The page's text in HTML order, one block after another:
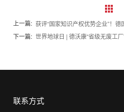
上一篇: 获评“国家知识产权优势企业”！德
下一篇: 世界地球日 | 德沃康“省级无废工厂
联系方式